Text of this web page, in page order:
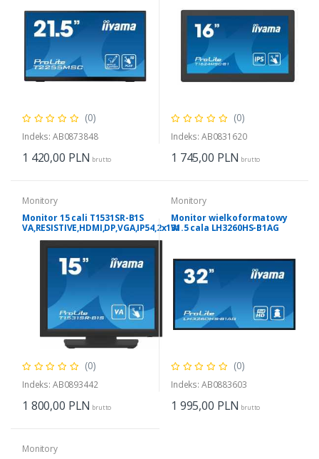
(0)
Indeks: AB0873848
1 420,00 PLN brutto
(0)
Indeks: AB0831620
1 745,00 PLN brutto
Monitory
Monitor 15 cali T1531SR-B1S
VA,RESISTIVE,HDMI,DP,VGA,IP54,2x1W
(0)
Indeks: AB0893442
1 800,00 PLN brutto
Monitory
Monitor wielkoformatowy
31.5 cala LH3260HS-B1AG
Wifi CMS(iiSignage2)
(0)
Indeks: AB0883603
1 995,00 PLN brutto
Monitory